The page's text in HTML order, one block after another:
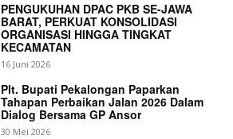
PENGUKUHAN DPAC PKB SE-JAWA
BARAT, PERKUAT KONSOLIDASI
ORGANISASI HINGGA TINGKAT
KECAMATAN
16 Juni 2026
Plt. Bupati Pekalongan Paparkan
Tahapan Perbaikan Jalan 2026 Dalam
Dialog Bersama GP Ansor
30 Mei 2026